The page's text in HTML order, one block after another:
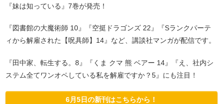
『妹は知っている』7巻が発売！
『図書館の大魔術師 10』『空挺ドラゴンズ 22』『Sランクパーテ
ィから解雇された【呪具師】14』など、講談社マンガが配信です。
『田中家、転生する。8』『くま クマ 熊 ベアー 14』『え、社内シ
ステム全てワンオペしている私を解雇ですか？5』にも注目！
6月5日の新刊はこちらから！